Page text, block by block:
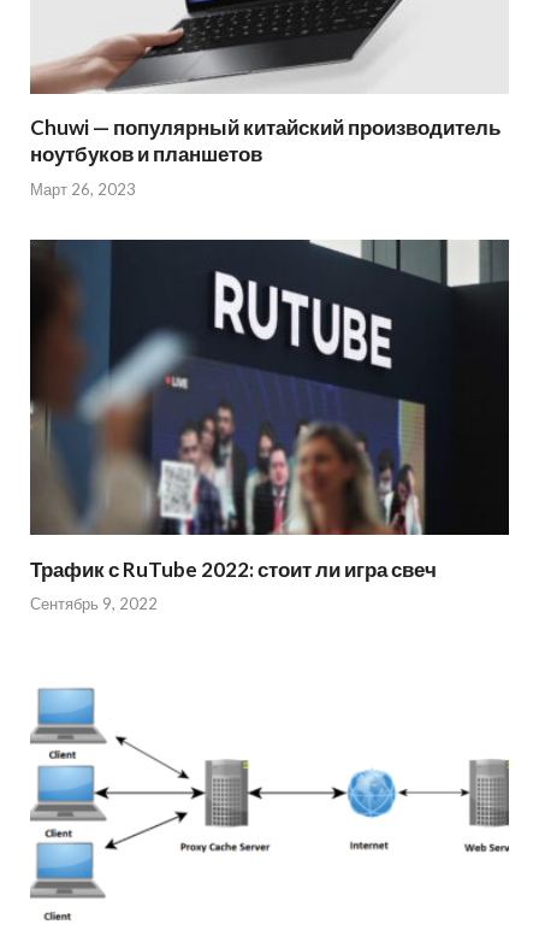
Chuwi — популярный китайский производитель
ноутбуков и планшетов
Март 26, 2023
Трафик с RuTube 2022: стоит ли игра свеч
Сентябрь 9, 2022